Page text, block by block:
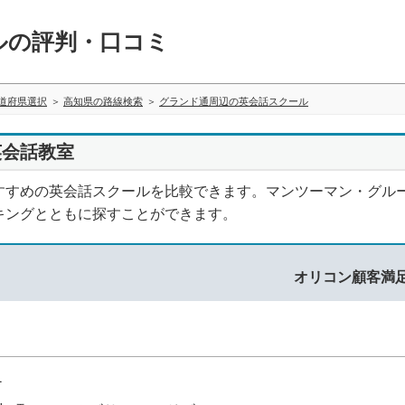
評判・口コミ
府県選択 高知県の路線検索 グランド通周辺の英会話スクール
話教室
めの英会話スクールを比較できます。マンツーマン・グル
グとともに探すことができます。
オリコン顧客満